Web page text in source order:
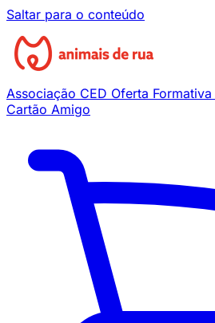
Saltar para o conteúdo
Associação CED Oferta Formativa
Cartão Amigo